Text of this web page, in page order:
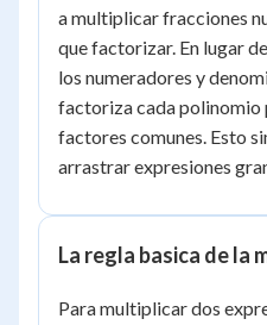
a multiplicar fracciones
que factorizar. En lugar
los numeradores y
factoriza cada polinomio
factores comunes. Esto
arrastrar expresiones
La regla basica de la
Para multiplicar dos